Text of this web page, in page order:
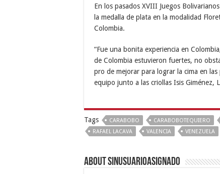
En los pasados XVIII Juegos
la medalla de plata en la modalidad
Colombia.
“Fue una bonita experiencia en
de Colombia estuvieron fuertes, no
pro de mejorar para lograr la cima en
equipo junto a las criollas Isis Giménez,
Tags CARABOBO CARABOBOTEQUIERO
RAFAEL LACAVA
VALENCIA VENEZUELA
About sinusuarioasignado